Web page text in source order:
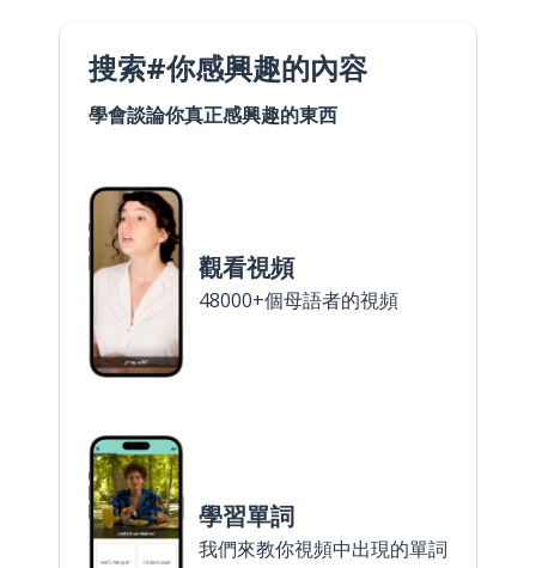
搜索#你感興趣的內容
學會談論你真正感興趣的東西
觀看視頻
48000+個母語者的視頻
學習單詞
我們來教你視頻中出現的單詞